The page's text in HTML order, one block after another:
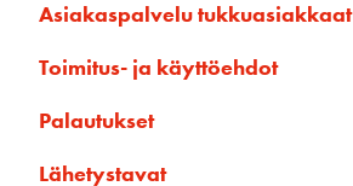
Asiakaspalvelu tukkuasiakkaat
Toimitus- ja käyttöehdot
Palautukset
Lähetystavat